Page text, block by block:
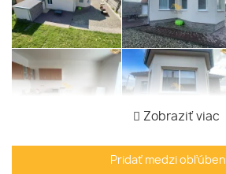
Zobraziť viac
Pridať medzi